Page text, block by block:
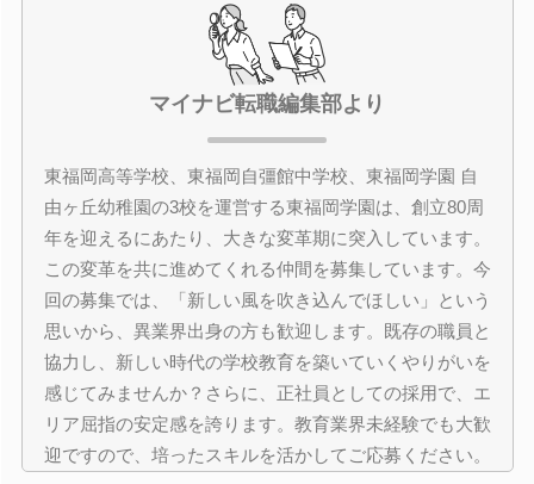
マイナビ転職編集部より
東福岡高等学校、東福岡自彊館中学校、東福岡学園 自
由ヶ丘幼稚園の3校を運営する東福岡学園は、創立80周
年を迎えるにあたり、大きな変革期に突入しています。
この変革を共に進めてくれる仲間を募集しています。今
回の募集では、「新しい風を吹き込んでほしい」という
思いから、異業界出身の方も歓迎します。既存の職員と
協力し、新しい時代の学校教育を築いていくやりがいを
感じてみませんか？さらに、正社員としての採用で、エ
リア屈指の安定感を誇ります。教育業界未経験でも大歓
迎ですので、培ったスキルを活かしてご応募ください。